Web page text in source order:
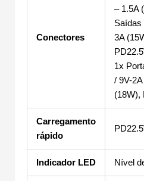
Conectores
– 1.5A
Saídas
3A
1x
/ 9V-
(18W),
Carregamento
rápido
Indicador LED Nível